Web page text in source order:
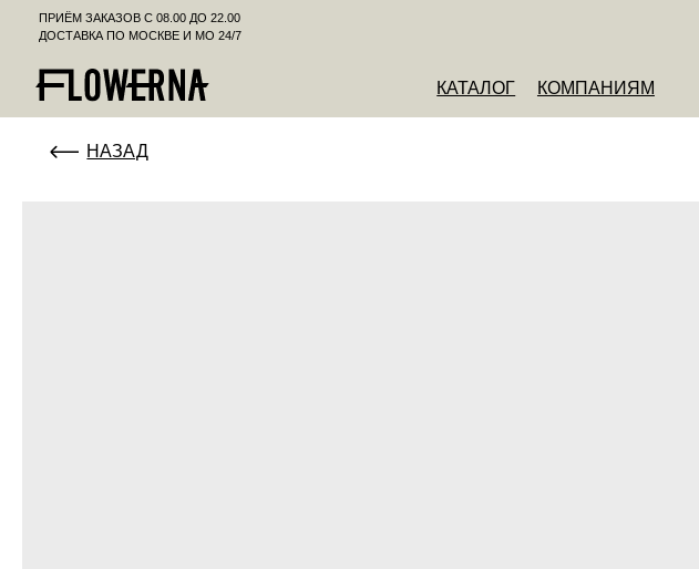
КОМПАНИЯМ
КАТАЛОГ
ПРИЁМ ЗАКАЗОВ С 08.00 ДО 22.00
ДОСТАВКА ПО МОСКВЕ И МО 24/7